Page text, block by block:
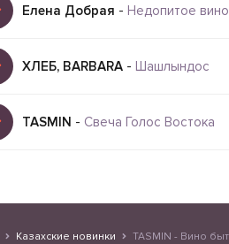
Елена Добрая - Недопитое вино
ХЛЕБ, BARBARA - Шашлындос
TASMIN - Свеча Голос Востока
Казахские новинки TASMIN - Вино